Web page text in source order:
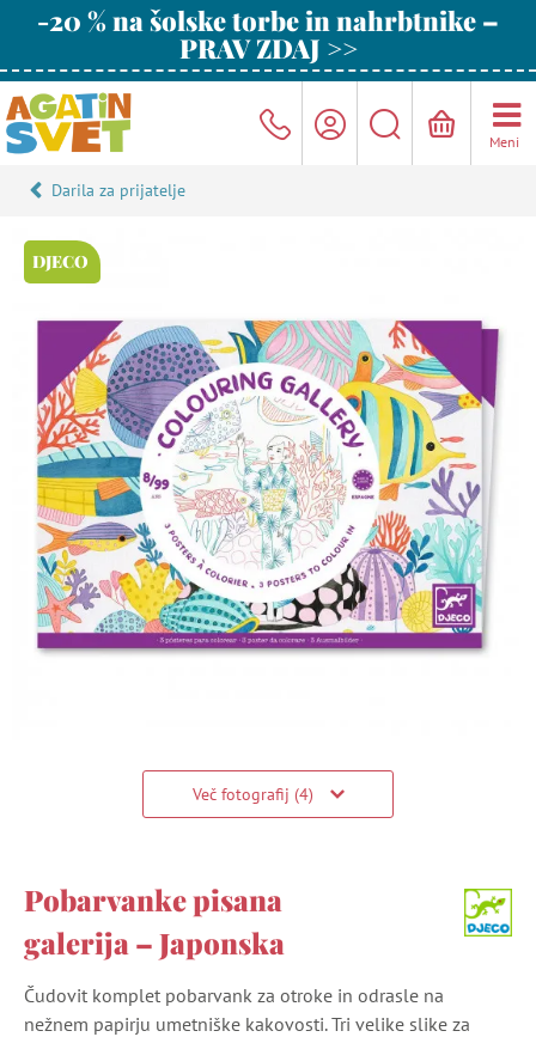
-20 % na šolske torbe in nahrbtnike –
PRAV ZDAJ >>
Meni
Darila za prijatelje
DJECO
Več fotografij (4)
Pobarvanke pisana
galerija – Japonska
Čudovit komplet pobarvank za otroke in odrasle na
nežnem papirju umetniške kakovosti. Tri velike slike za